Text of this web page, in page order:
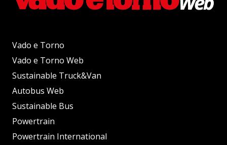
Vado e Torno
Vado e Torno Web
Sustainable Truck&Van
Autobus Web
Sustainable Bus
Powertrain
Powertrain International